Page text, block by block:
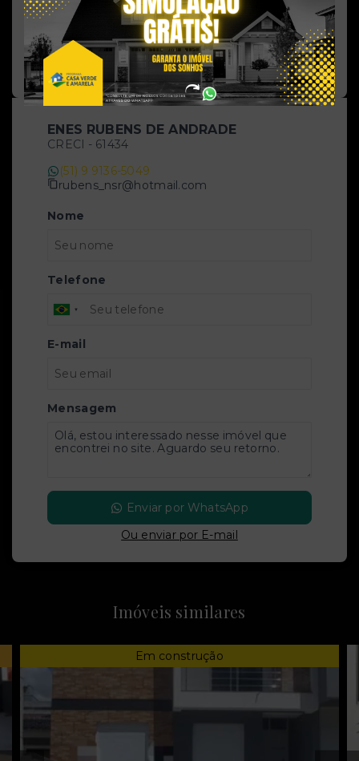
Salve ele nos seus favoritos ou então compartilhe
com alguém no WhatsApp:
Compartilhar
ENES RUBENS DE ANDRADE
CRECI - 61434
(51) 9 9136-5049
rubens_nsr@hotmail.com
Nome
Telefone
E-mail
Mensagem
Enviar por WhatsApp
Ou enviar por E-mail
Imóveis similares
Em construção